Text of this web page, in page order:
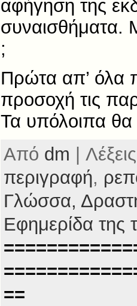
αφήγηση της
συναισθήματα.
;
Πρώτα απ’ όλα
προσοχή τις
Τα υπόλοιπα
Από dm |
περιγραφή,
Γλώσσα,
Εφημερίδα της
==